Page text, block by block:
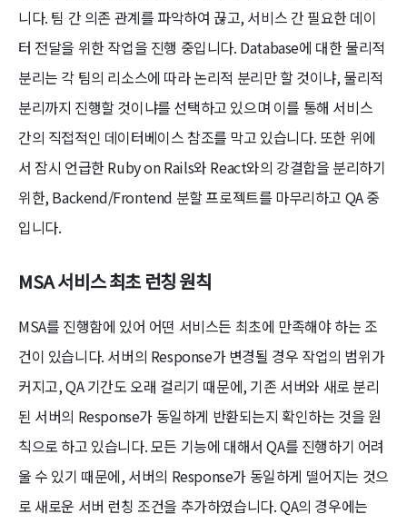
니다. 팀 간 의존 관계를 파악하여 끊고, 서비스 간 필요한 데이
터 전달을 위한 작업을 진행 중입니다. Database에 대한 물리적
분리는 각 팀의 리소스에 따라 논리적 분리만 할 것이냐, 물리적
분리까지 진행할 것이냐를 선택하고 있으며 이를 통해 서비스
간의 직접적인 데이터베이스 참조를 막고 있습니다. 또한 위에
서 잠시 언급한 Ruby on Rails와 React와의 강결합을 분리하기
위한, Backend/Frontend 분할 프로젝트를 마무리하고 QA 중
입니다.
MSA 서비스 최초 런칭 원칙
MSA를 진행함에 있어 어떤 서비스든 최초에 만족해야 하는 조
건이 있습니다. 서버의 Response가 변경될 경우 작업의 범위가
커지고, QA 기간도 오래 걸리기 때문에, 기존 서버와 새로 분리
된 서버의 Response가 동일하게 반환되는지 확인하는 것을 원
칙으로 하고 있습니다. 모든 기능에 대해서 QA를 진행하기 어려
울 수 있기 때문에, 서버의 Response가 동일하게 떨어지는 것으
로 새로운 서버 런칭 조건을 추가하였습니다. QA의 경우에는